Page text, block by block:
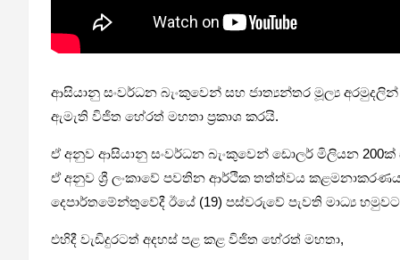
ආසි­යානු සංව­ර්ධන බැංකු­වෙන් සහ ජාත්‍ය­න්තර මූල්‍ය
ඇමැති විජිත හේරත් මහතා ප්‍රකාශ කරයි.
ඒ අනුව ආසි­යානු සංව­ර්ධන බැංකු­වෙන් ඩොලර් මිලි­යන
ඒ අනුව ශ්‍රී ලංකාවේ පව­තින ආර්ථික තත්ත්වය
දෙපා­ර්ත­මේ­න්තු­වේදී ඊයේ (19) පස්ව­රුවේ පැවති මාධ්‍ය
එහිදී වැඩි­දු­ර­ටත් අද­හස් පළ කළ විජිත හේරත් මහතා,